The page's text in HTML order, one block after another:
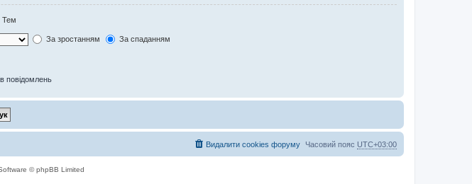
Тем
За зростанням За спаданням
повідомлень
Часовий пояс UTC+03:00
Видалити cookies форуму
© phpBB Limited